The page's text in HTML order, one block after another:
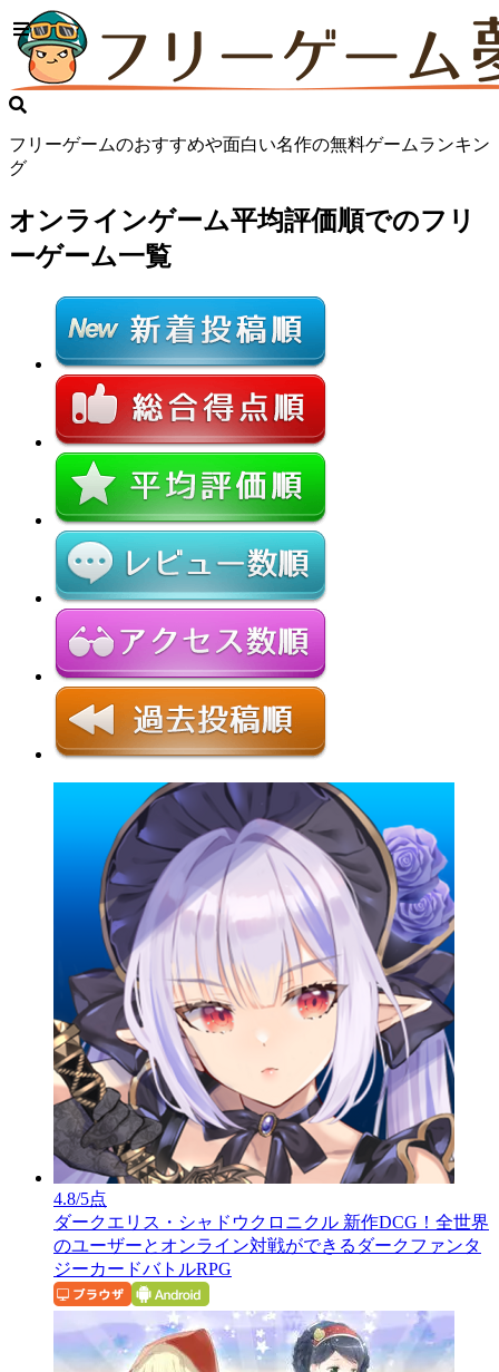
フリーゲームのおすすめや面白い名作の無料ゲームランキン
グ
オンラインゲーム平均評価順でのフリ
ーゲーム一覧
4.8/5点
ダークエリス・シャドウクロニクル 新作DCG！全世界
のユーザーとオンライン対戦ができるダークファンタ
ジーカードバトルRPG